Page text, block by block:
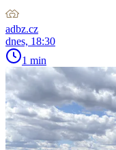
adbz.cz
dnes, 18:30
1 min